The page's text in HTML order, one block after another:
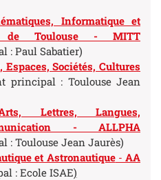
Informatique et
de Toulouse - MITT
: Paul Sabatier)
Espaces, Sociétés, Cultures
principal : Toulouse Jean
Lettres, Langues,
- ALLPHA
: Toulouse Jean Jaurès)
et Astronautique- AA
: Ecole ISAE)